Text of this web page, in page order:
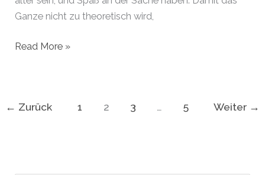
Ganze nicht zu theoretisch wird,
„Weihnachten
im
Read More »
← Zurück 1 2 3 … 5 Weiter →